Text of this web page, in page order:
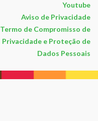
Youtube
Aviso de Privacidade
Termo de Compromisso de
Privacidade e Proteção de
Dados Pessoais